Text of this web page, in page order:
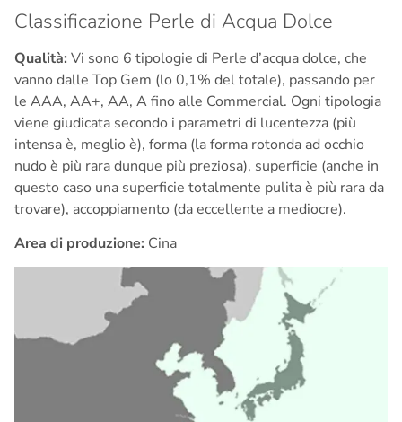
Classificazione Perle di Acqua Dolce
Qualità: Vi sono 6 tipologie di Perle d’acqua dolce, che
vanno dalle Top Gem (lo 0,1% del totale), passando per
le AAA, AA+, AA, A fino alle Commercial. Ogni tipologia
viene giudicata secondo i parametri di lucentezza (più
intensa è, meglio è), forma (la forma rotonda ad occhio
nudo è più rara dunque più preziosa), superficie (anche in
questo caso una superficie totalmente pulita è più rara da
trovare), accoppiamento (da eccellente a mediocre).
Area di produzione: Cina